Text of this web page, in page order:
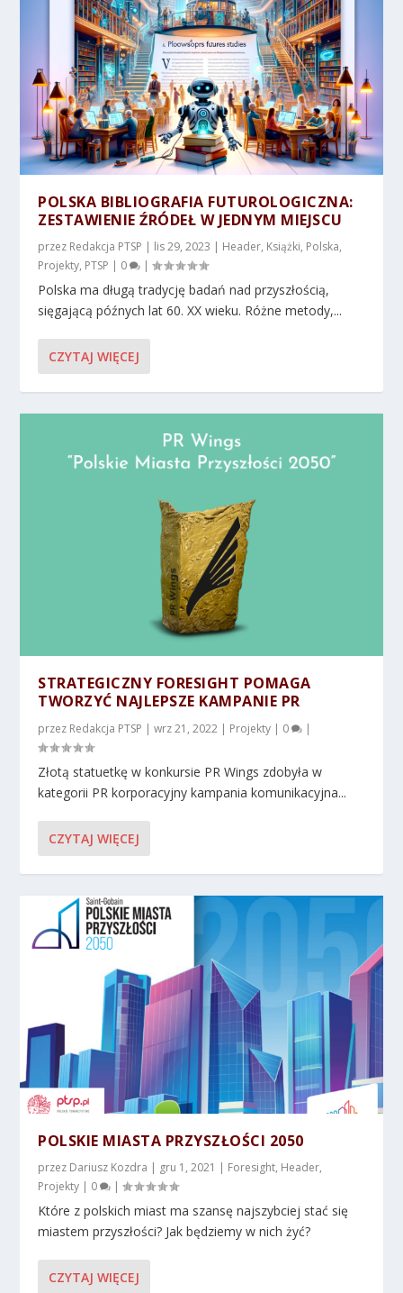
POLSKA BIBLIOGRAFIA FUTUROLOGICZNA:
ZESTAWIENIE ŹRÓDEŁ W JEDNYM MIEJSCU
przez Redakcja PTSP | lis 29, 2023 | Header, Książki, Polska,
Projekty, PTSP | 0 |
Polska ma długą tradycję badań nad przyszłością,
sięgającą późnych lat 60. XX wieku. Różne metody,...
CZYTAJ WIĘCEJ
STRATEGICZNY FORESIGHT POMAGA
TWORZYĆ NAJLEPSZE KAMPANIE PR
przez Redakcja PTSP |wrz 21, 2022 | Projekty | 0 |
Złotą statuetkę w konkursie PR Wings zdobyła w
kategorii PR korporacyjny kampania komunikacyjna...
CZYTAJ WIĘCEJ
POLSKIE MIASTA PRZYSZŁOŚCI 2050
przez Dariusz Kozdra | gru 1, 2021 | Foresight, Header,
Projekty | 0 |
Które z polskich miast ma szansę najszybciej stać się
miastem przyszłości? Jak będziemy w nich żyć?
CZYTAJ WIĘCEJ